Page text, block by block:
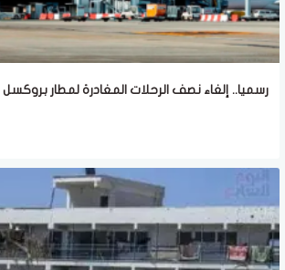
رسميا.. إلغاء نصف الرحلات المغادرة لمطار بروكسل